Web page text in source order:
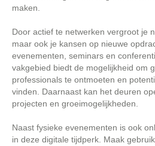
maken.
Door actief te netwerken vergroot je
maar ook je kansen op nieuwe
evenementen, seminars en
vakgebied biedt de mogelijkheid om
professionals te ontmoeten en
vinden. Daarnaast kan het deuren
projecten en groeimogelijkheden.
Naast fysieke evenementen is ook
in deze digitale tijdperk. Maak